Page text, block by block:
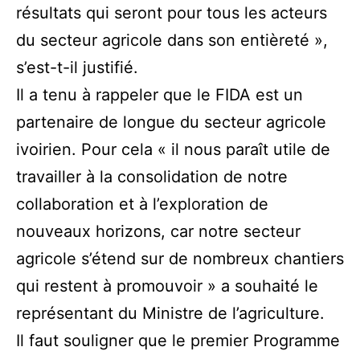
résultats qui seront pour tous les acteurs
du secteur agricole dans son entièreté »,
s’est-t-il justifié.
Il a tenu à rappeler que le FIDA est un
partenaire de longue du secteur agricole
ivoirien. Pour cela « il nous paraît utile de
travailler à la consolidation de notre
collaboration et à l’exploration de
nouveaux horizons, car notre secteur
agricole s’étend sur de nombreux chantiers
qui restent à promouvoir » a souhaité le
représentant du Ministre de l’agriculture.
Il faut souligner que le premier Programme